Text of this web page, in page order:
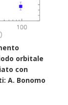
orbitale
con
A. Bonomo